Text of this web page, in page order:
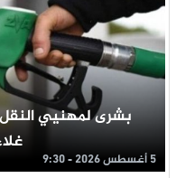
بشرى لمهنيي
5 أغسطس 2026 - 9:30